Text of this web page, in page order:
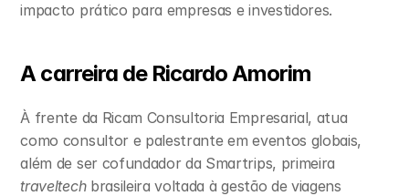
impacto prático para empresas e investidores.
A carreira de Ricardo Amorim
À frente da Ricam Consultoria Empresarial, atua
como consultor e palestrante em eventos globais,
traveltech brasileira voltada à gestão de viagens